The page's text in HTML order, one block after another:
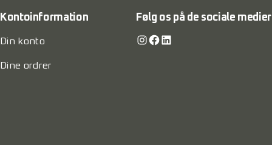
Kontoinformation
Din konto
Dine ordrer
Følg os på de sociale medier
Instagram Facebook LinkedIn